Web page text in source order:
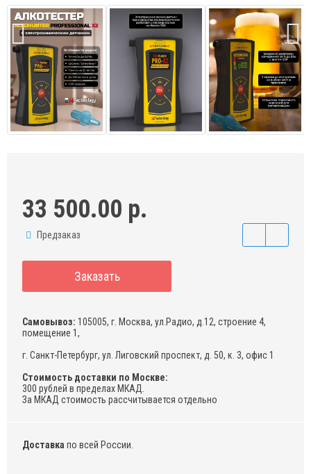
33 500.00 р.
Предзаказ
Заказать
Самовывоз: 105005, г. Москва, ул.Радио, д.12, строение 4,
помещение 1,
г. Санкт-Петербург, ул. Лиговский проспект, д. 50, к. 3, офис 1
Стоимость доставки по Москве:
300 рублей в пределах МКАД.
За МКАД стоимость рассчитывается отдельно
Доставка по всей России.